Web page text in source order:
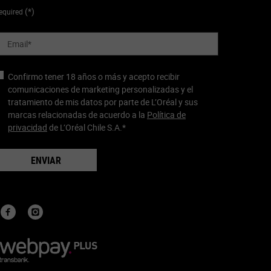
(*)
Email*
Confirmo tener 18 años o más y acepto recibir
comunicaciones de marketing personalizadas y el
tratamiento de mis datos por parte de L’Oréal y sus
marcas relacionadas de acuerdo a la Política de
privacidad de L’Oréal Chile S.A.*
ENVIAR